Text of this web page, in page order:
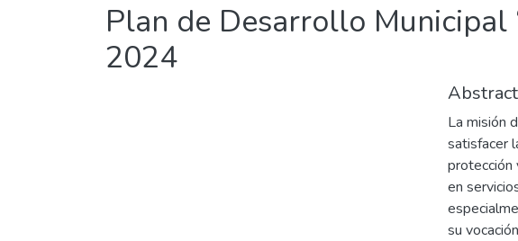
Plan de Desarrollo Municipal
2024
Abstract
La misión
satisfacer
protección
en
su